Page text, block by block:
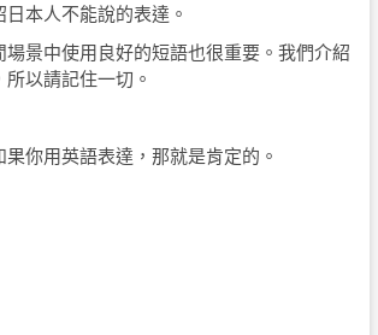
本人不能說的表達。
場景中使用良好的短語也很重要。我們介紹
以請記住一切。
你用英語表達，那就是肯定的。